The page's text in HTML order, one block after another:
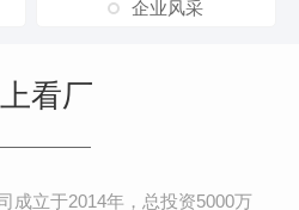
企业风采
看厂
成立于2014年，总投资5000万